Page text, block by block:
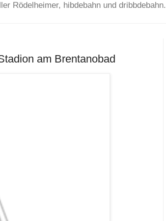
Rödelheimer, hibdebahn und dribbdebahn.
am Brentanobad